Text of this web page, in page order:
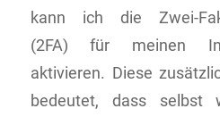
kann ich die Zwei-
(2FA) für meinen
aktivieren. Diese
bedeutet, dass selbst